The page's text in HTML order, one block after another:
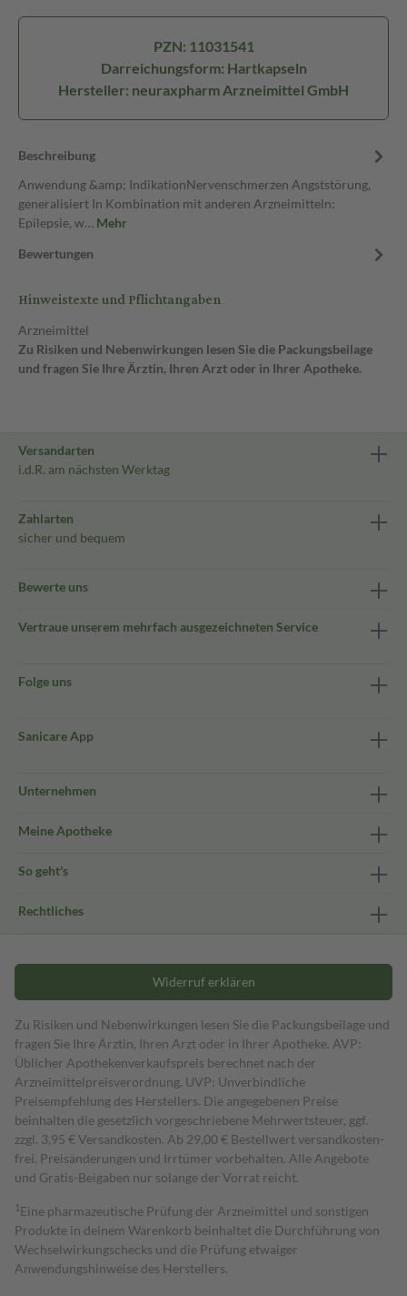
PZN: 11031541
Darreichungsform: Hartkapseln
Hersteller: neuraxpharm Arzneimittel GmbH
Beschreibung
Anwendung &amp; IndikationNervenschmerzen Angststörung,
generalisiert In Kombination mit anderen Arzneimitteln:
Epilepsie, w… Mehr
Bewertungen
Hinweistexte und Pflichtangaben
Arzneimittel
Zu Risiken und Nebenwirkungen lesen Sie die Packungsbeilage
und fragen Sie Ihre Ärztin, Ihren Arzt oder in Ihrer Apotheke.
Versandarten
i.d.R. am nächsten Werktag
Zahlarten
sicher und bequem
Bewerte uns
Vertraue unserem mehrfach ausgezeichneten Service
Folge uns
Sanicare App
Unternehmen
Meine Apotheke
So geht's
Rechtliches
Widerruf erklären
Zu Risiken und Nebenwirkungen lesen Sie die Packungsbeilage und
fragen Sie Ihre Ärztin, Ihren Arzt oder in Ihrer Apotheke. AVP:
Üblicher Apothekenverkaufspreis berechnet nach der
Arzneimittelpreisverordnung. UVP: Unverbindliche
Preisempfehlung des Herstellers. Die angegebenen Preise
beinhalten die gesetzlich vorgeschriebene Mehrwertsteuer, ggf.
zzgl. 3,95 € Versandkosten. Ab 29,00 € Bestell­wert versand­kosten­
frei. Preisänderungen und Irrtümer vorbehalten. Alle Angebote
und Gratis-Beigaben nur solange der Vorrat reicht.
1 Eine pharmazeutische Prüfung der Arzneimittel und sonstigen
Produkte in deinem Warenkorb beinhaltet die Durchführung von
Wechselwirkungschecks und die Prüfung etwaiger
Anwendungshinweise des Herstellers.